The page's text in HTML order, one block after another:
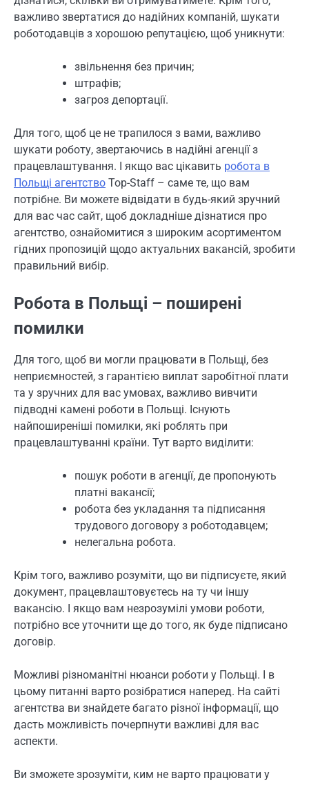
важливо звертатися до надійних компаній, шукати
роботодавців з хорошою репутацією, щоб уникнути:
звільнення без причин;
штрафів;
загроз депортації.
Для того, щоб це не трапилося з вами, важливо
шукати роботу, звертаючись в надійні агенції з
працевлаштування. І якщо вас цікавить робота в
Польщі агентство Top-Staff – саме те, що вам
потрібне. Ви можете відвідати в будь-який зручний
для вас час сайт, щоб докладніше дізнатися про
агентство, ознайомитися з широким асортиментом
гідних пропозицій щодо актуальних вакансій, зробити
правильний вибір.
Робота в Польщі – поширені
помилки
Для того, щоб ви могли працювати в Польщі, без
неприємностей, з гарантією виплат заробітної плати
та у зручних для вас умовах, важливо вивчити
підводні камені роботи в Польщі. Існують
найпоширеніші помилки, які роблять при
працевлаштуванні країни. Тут варто виділити:
пошук роботи в агенції, де пропонують
платні вакансії;
робота без укладання та підписання
трудового договору з роботодавцем;
нелегальна робота.
Крім того, важливо розуміти, що ви підписуєте, який
документ, працевлаштовуєтесь на ту чи іншу
вакансію. І якщо вам незрозумілі умови роботи,
потрібно все уточнити ще до того, як буде підписано
договір.
Можливі різноманітні нюанси роботи у Польщі. І в
цьому питанні варто розібратися наперед. На сайті
агентства ви знайдете багато різної інформації, що
дасть можливість почерпнути важливі для вас
аспекти.
Ви зможете зрозуміти, ким не варто працювати у